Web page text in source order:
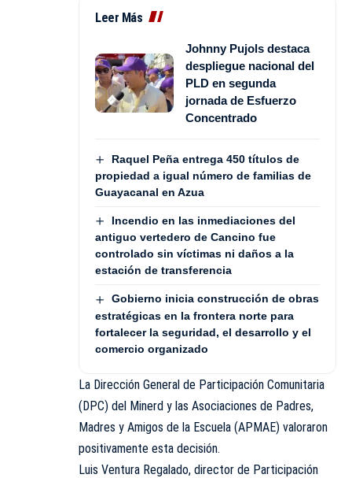
Leer Más
Johnny Pujols destaca
despliegue nacional del
PLD en segunda
jornada de Esfuerzo
Concentrado
Raquel Peña entrega 450 títulos de
propiedad a igual número de familias de
Guayacanal en Azua
Incendio en las inmediaciones del
antiguo vertedero de Cancino fue
controlado sin víctimas ni daños a la
estación de transferencia
Gobierno inicia construcción de obras
estratégicas en la frontera norte para
fortalecer la seguridad, el desarrollo y el
comercio organizado
La Dirección General de Participación Comunitaria
(DPC) del Minerd y las Asociaciones de Padres,
Madres y Amigos de la Escuela (APMAE) valoraron
positivamente esta decisión.
Luis Ventura Regalado, director de Participación